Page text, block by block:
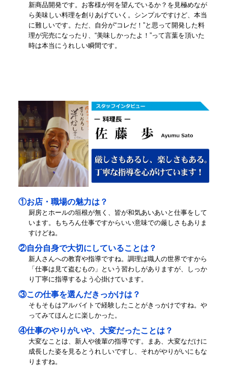
新商品開発です。お客様が何を望んでいるか？を見極めなが
ら美味しい料理を創りあげていく。シンプルですけど、本当
に難しいです。ただ、自分が“コレだ！”と思って開発した料
理が完売になったり、“美味しかったよ！”って言葉を頂いた
時は本当にうれしい瞬間です。
①お店・職場の魅力は？
厨房とホールの垣根が無く、皆が和気あいあいと仕事をして
います。もちろん仕事ですからいい意味での厳しさもありま
すけどね。
②自分自身で大切にしていることは？
新人さんへの教育や指導ですね。調理は職人の世界ですから
「仕事は見て盗むもの」という習わしがありますが、しっか
り丁寧に指導するよう心掛けています。
③この仕事を選んだきっかけは？
そもそもはアルバイトで経験したことがきっかけですね。や
ってみてほんとに楽しかった。
④仕事のやりがいや、大変だったことは？
大変なことは、新人や後輩の指導です。まあ、大変なだけに
成長した姿を見るとうれしいですし、それがやりがいにもな
りますね。